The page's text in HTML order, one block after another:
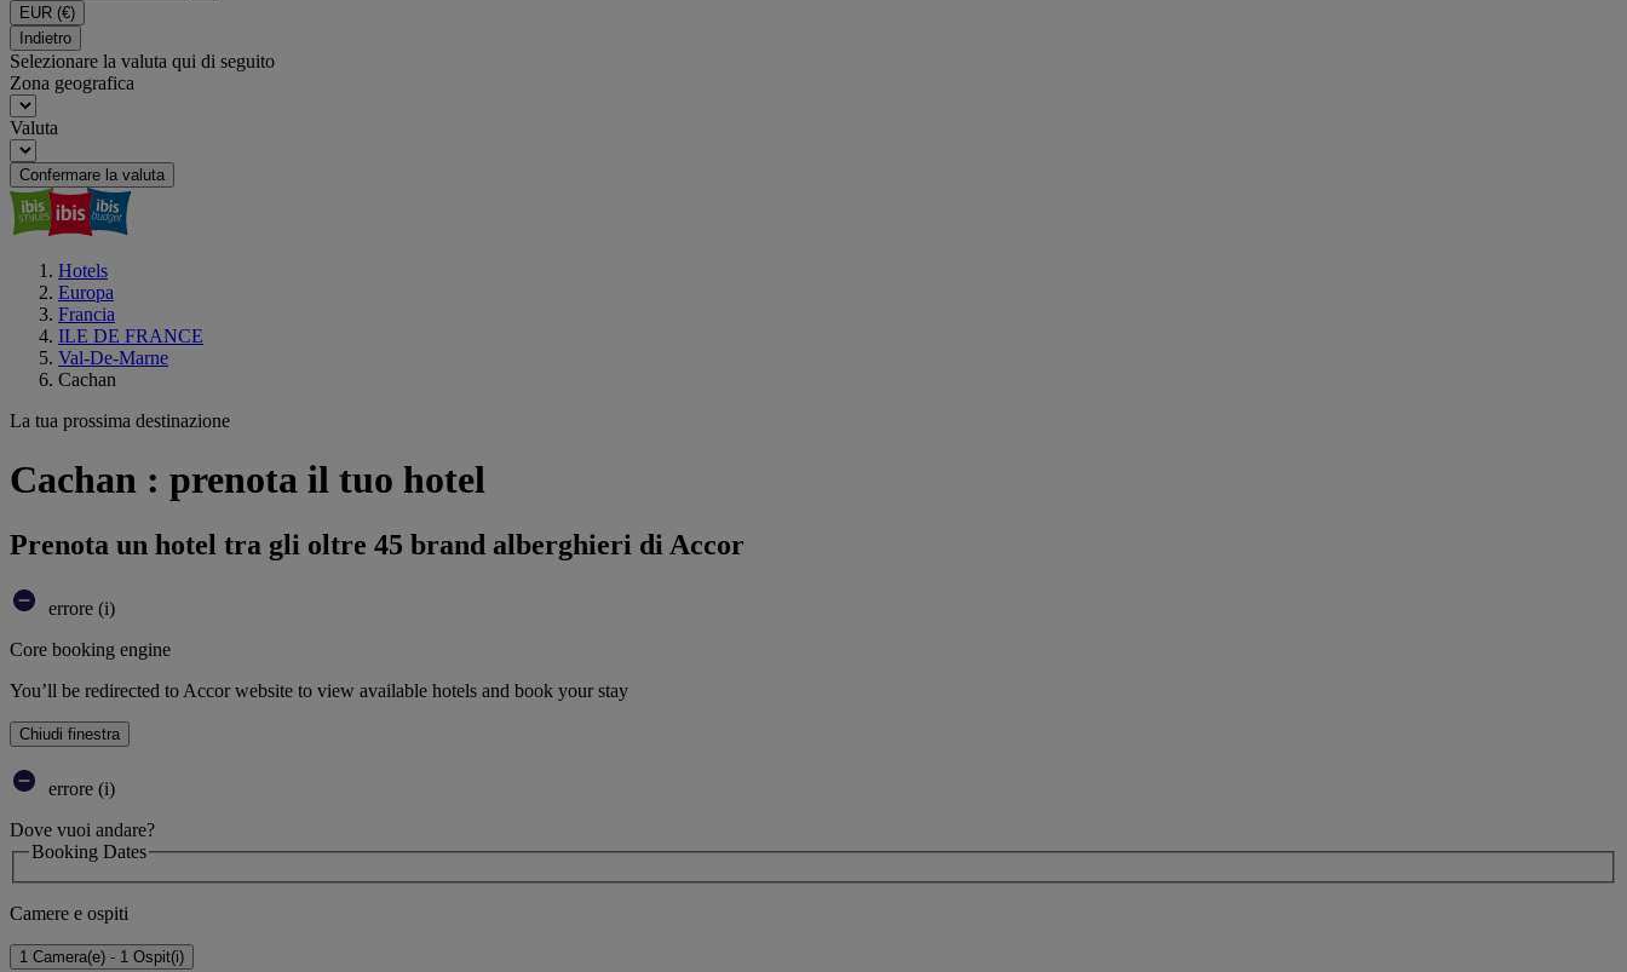
EUR (€)
Indietro
Selezionare la valuta qui di seguito
Zona geografica
Valuta
Confermare la valuta
Hotels
Europa
Francia
ILE DE FRANCE
Val-De-Marne
Cachan
La tua prossima destinazione
Cachan : prenota il tuo hotel
Prenota un hotel tra gli oltre 45 brand alberghieri di Accor
errore (i)
Core booking engine
You’ll be redirected to Accor website to view available hotels and book your stay
Chiudi finestra
errore (i)
Dove vuoi andare?
Booking Dates
Camere e ospiti
1 Camera(e) - 1 Ospit(i)